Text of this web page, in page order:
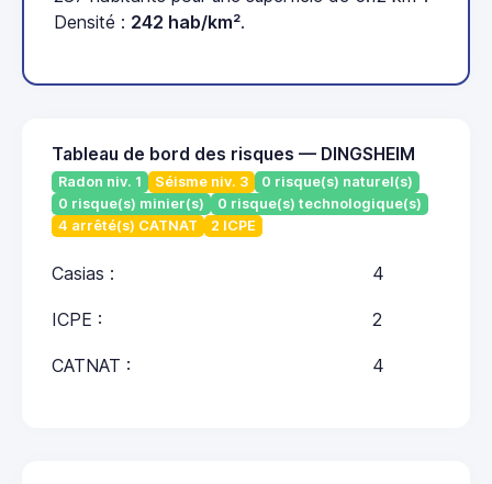
Densité : 242 hab/km².
Tableau de bord des risques — DINGSHEIM
Radon niv. 1 Séisme niv. 3
0 risque(s) naturel(s)
0 risque(s) minier(s)
0 risque(s) technologique(s)
4 arrêté(s) CATNAT
2 ICPE
Casias : 4
ICPE : 2
CATNAT : 4